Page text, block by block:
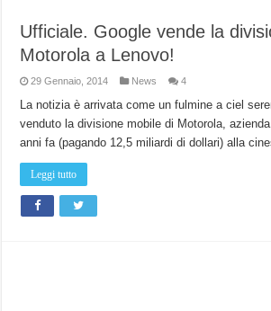
Ufficiale. Google vende la
Motorola a Lenovo!
29 Gennaio, 2014 News 4
La notizia è arrivata come un fulmine a ciel
venduto la divisione mobile di Motorola,
anni fa (pagando 12,5 miliardi di dollari) alla
Leggi tutto